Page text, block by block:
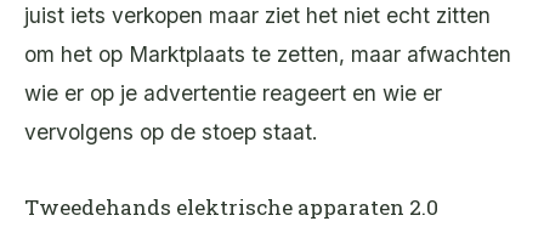
juist iets verkopen maar ziet het niet echt zitten
om het op Marktplaats te zetten, maar afwachten
wie er op je advertentie reageert en wie er
vervolgens op de stoep staat.
Tweedehands elektrische apparaten 2.0